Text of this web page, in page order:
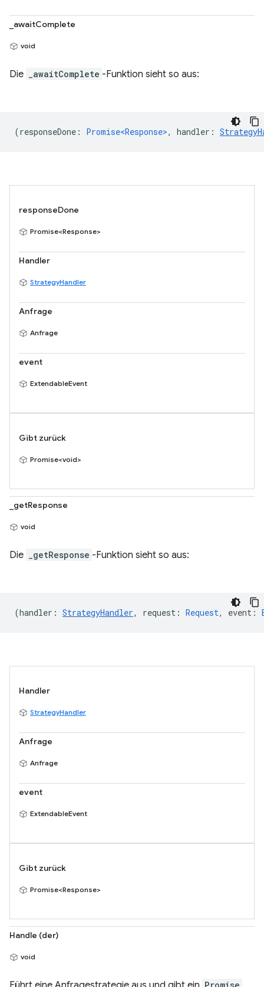
_awaitComplete
void
Die _awaitComplete -Funktion sieht so aus:
(responseDone : Promise<Response>, handler :
responseDone
Promise<Response>
Handler
StrategyHandler
Anfrage
Anfrage
event
ExtendableEvent
Gibt zurück
Promise<void>
_getResponse
void
Die _getResponse -Funktion sieht so aus:
(handler : StrategyHandler, request : Request, event :
Handler
StrategyHandler
Anfrage
Anfrage
event
ExtendableEvent
Gibt zurück
Promise<Response>
Handle (der)
void